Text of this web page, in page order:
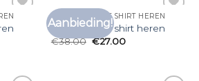
aan
Aanbieding!
aan
LONG SLEEVE T SHIRT HEREN
long sleeve t shirt heren
€38.00 €27.00